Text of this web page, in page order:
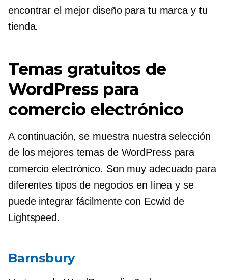
encontrar el mejor diseño para tu marca y tu
tienda.
Temas gratuitos de
WordPress para
comercio electrónico
A continuación, se muestra nuestra selección
de los mejores temas de WordPress para
comercio electrónico. Son muy adecuado para
diferentes tipos de negocios en línea y se
puede integrar fácilmente con Ecwid de
Lightspeed.
Barnsbury